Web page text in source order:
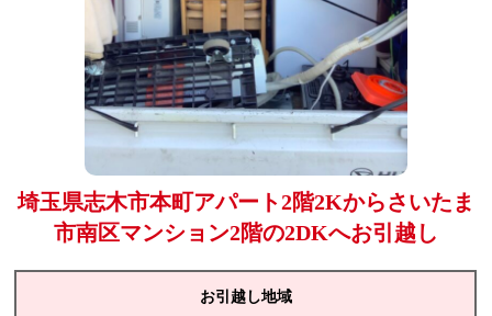
埼玉県志木市本町アパート2階2Kからさいたま
市南区マンション2階の2DKへお引越し
お引越し地域